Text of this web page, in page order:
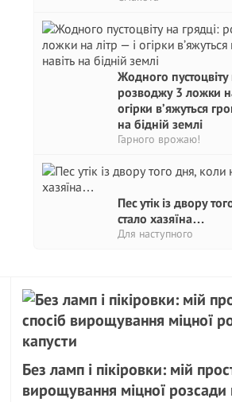
Жодного пустоцвіту
розводжу 3 ложки
огірки в’яжуться
на бідній землі
Гарного врожаю!
Пес утік із двору
стало хазяїна…
Для наступного
Без ламп і пікіровки: мій
вирощування міцної розсади